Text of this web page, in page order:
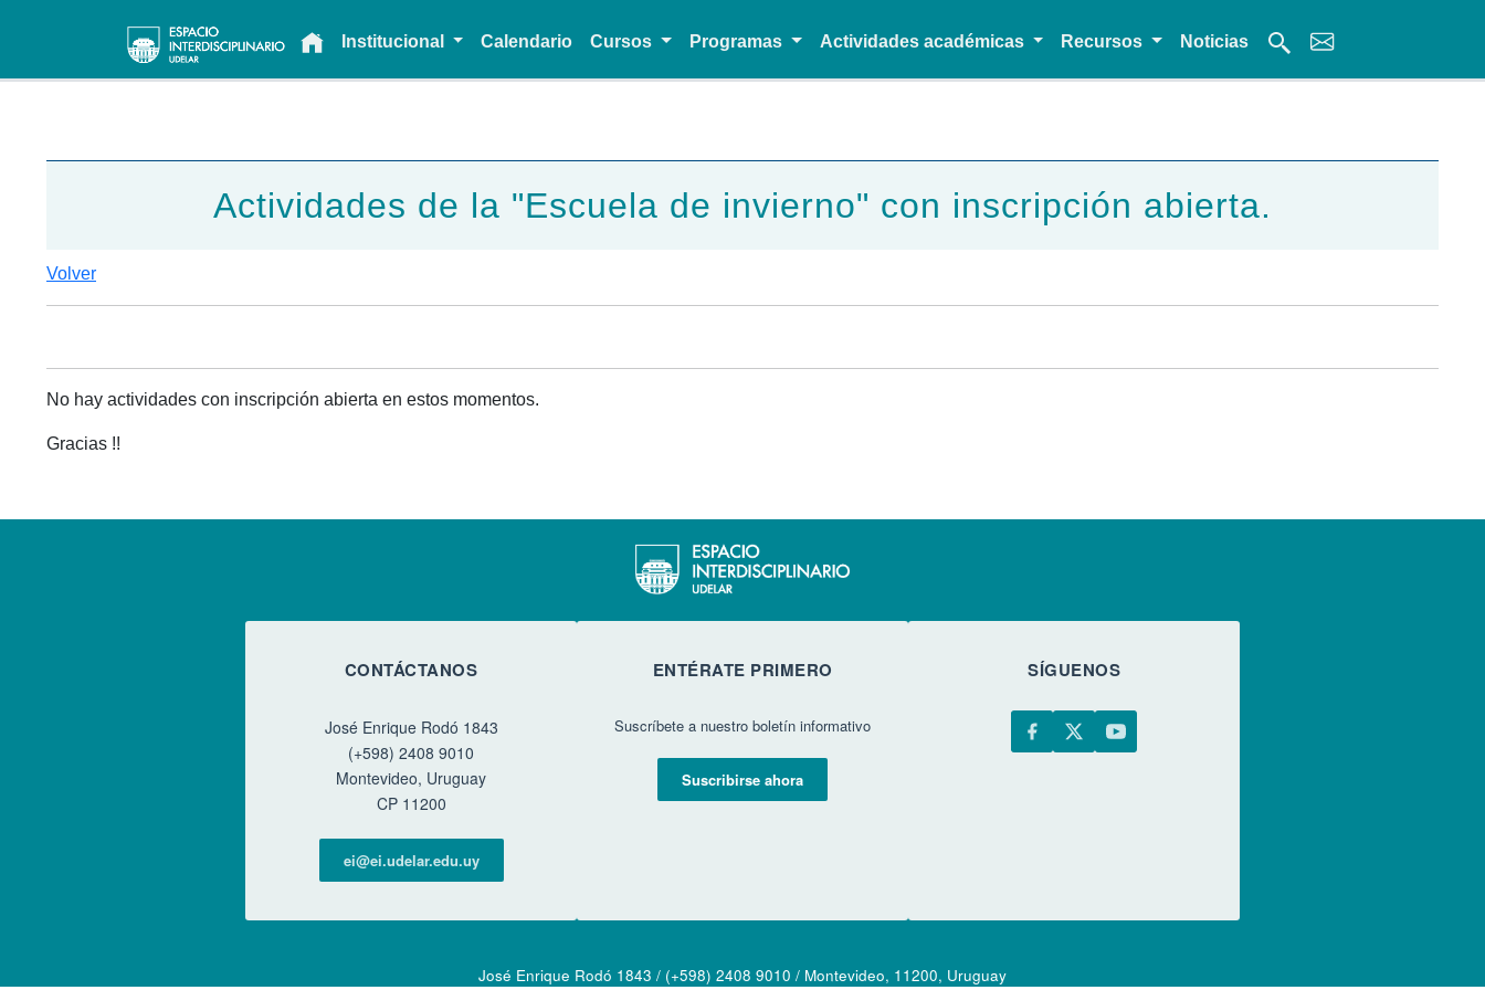
Main navigationInstitucional Calendario Cursos Programas Actividades académicas Recursos Noticias
Actividades de la "Escuela de invierno" con inscripción abierta.
Volver
No hay actividades con inscripción abierta en estos momentos.
Gracias !!
CONTÁCTANOS
José Enrique Rodó 1843
(+598) 2408 9010
Montevideo, Uruguay
CP 11200
ei@ei.udelar.edu.uy
ENTÉRATE PRIMERO
Suscríbete a nuestro boletín informativo
Suscribirse ahora
SÍGUENOS
José Enrique Rodó 1843 / (+598) 2408 9010 / Montevideo, 11200, Uruguay